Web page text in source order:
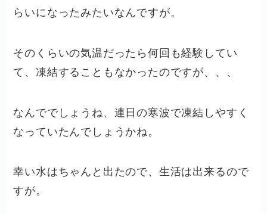
らいになったみたいなんですが。
そのくらいの気温だったら何回も経験してい
て、凍結することもなかったのですが、、、
なんででしょうね、連日の寒波で凍結しやすく
なっていたんでしょうかね。
幸い水はちゃんと出たので、生活は出来るので
すが。